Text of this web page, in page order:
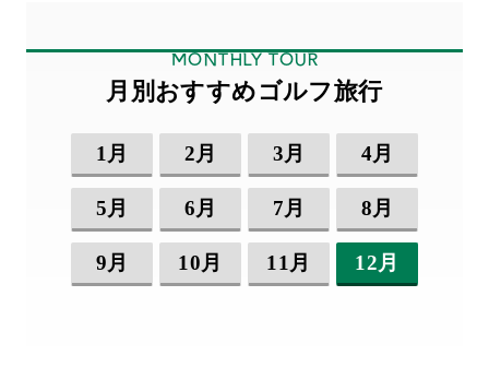
MONTHLY TOUR
月別おすすめゴルフ旅行
1月 2月 3月 4月
5月 6月 7月 8月
9月 10月 11月 12月